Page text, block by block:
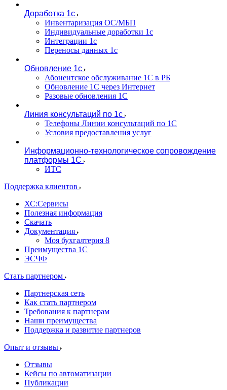
Доработка 1с
Инвентаризация ОС/МБП
Индивидуальные доработки 1с
Интеграции 1с
Переносы данных 1с
Обновление 1с
Абонентское обслуживание 1С в РБ
Обновление 1С через Интернет
Разовые обновления 1С
Линия консультаций по 1с
Телефоны Линии консультаций по 1С
Условия предоставления услуг
Информационно-технологическое сопровождение
платформы 1С
ИТС
Поддержка клиентов
ХС:Сервисы
Полезная информация
Скачать
Документация
Моя бухгалтерия 8
Преимущества 1С
ЭСЧФ
Стать партнером
Партнерская сеть
Как стать партнером
Требования к партнерам
Наши преимущества
Поддержка и развитие партнеров
Опыт и отзывы
Отзывы
Кейсы по автоматизации
Публикации